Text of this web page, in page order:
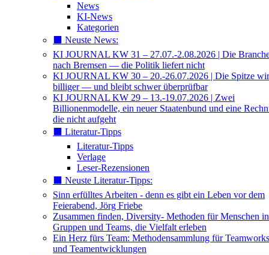
News
KI-News
Kategorien
⬛️ Neuste News:
KI JOURNAL KW 31 – 27.07.-2.08.2026 | Die
nach Bremsen — die Politik liefert nicht
KI JOURNAL KW 30 – 20.-26.07.2026 | Die Spitze
billiger — und bleibt schwer überprüfbar
KI JOURNAL KW 29 – 13.-19.07.2026 | Zwei
Billionenmodelle, ein neuer Staatenbund und eine
die nicht aufgeht
⬛️ Literatur-Tipps
Literatur-Tipps
Verlage
Leser-Rezensionen
⬛️ Neuste Literatur-Tipps:
Sinn erfülltes Arbeiten - denn es gibt ein Leben vor dem
Feierabend, Jörg Friebe
Zusammen finden, Diversity- Methoden für Menschen in
Gruppen und Teams, die Vielfalt erleben
Ein Herz fürs Team: Methodensammlung für
und Teamentwicklungen